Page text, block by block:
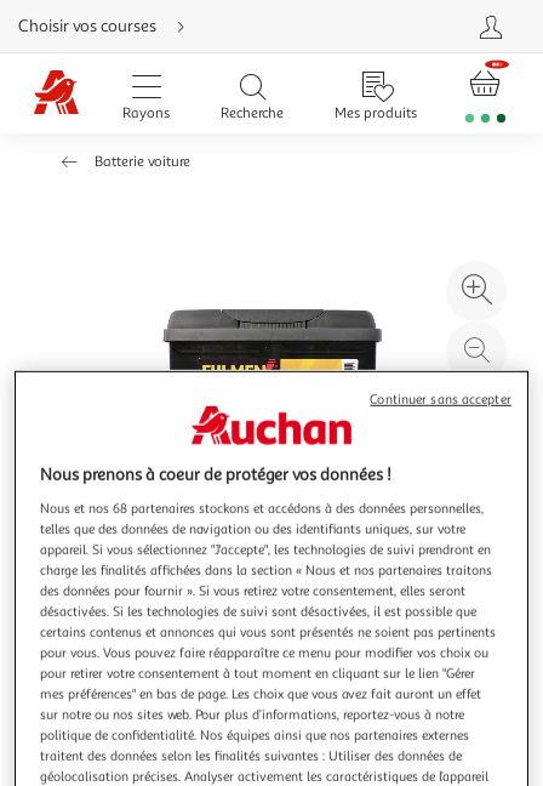
Aller
directement
au
contenu
Aller
directement
Aller
Choisir vos courses
Rayons Recherche Mes produits
Batterie voiture
à
Illustration
précédente
Illustration
suivante
FULMEN
Batterie prestige fulmen pour voiture 540A 60AHFP6
Garantie fabricant: 3 ans *
Vendu parAuchan
Nous prenons à coeur de protéger vos données !
Nous et nos 68 partenaires stockons et accédons à des données personnelles,
telles que des données de navigation ou des identifiants uniques, sur votre
appareil. Si vous sélectionnez "J'accepte", les technologies de suivi prendront en
charge les finalités affichées dans la section « Nous et nos partenaires traitons
des données pour fournir ». Si vous retirez votre consentement, elles seront
désactivées. Si les technologies de suivi sont désactivées, il est possible que
certains contenus et annonces qui vous sont présentés ne soient pas pertinents
pour vous. Vous pouvez faire réapparaître ce menu pour modifier vos choix ou
pour retirer votre consentement à tout moment en cliquant sur le lien "Gérer
mes préférences" en bas de page. Les choix que vous avez fait auront un effet
sur notre ou nos sites web. Pour plus d’informations, reportez-vous à notre
politique de confidentialité. Nos équipes ainsi que nos partenaires externes
traitent des données selon les finalités suivantes : Utiliser des données de
géolocalisation précises. Analyser activement les caractéristiques de l’appareil
Continuer sans accepter